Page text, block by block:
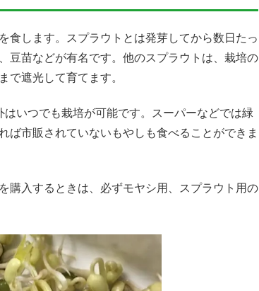
食します。スプラウトとは発芽してから数日たっ
豆苗などが有名です。他のスプラウトは、栽培の
で遮光して育てます。
いつでも栽培が可能です。スーパーなどでは緑
ば市販されていないもやしも食べることができま
購入するときは、必ずモヤシ用、スプラウト用の